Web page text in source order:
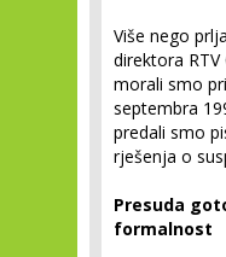
Više nego
direktora
morali smo
septembra
predali smo
rješenja o
Presuda
formalnost